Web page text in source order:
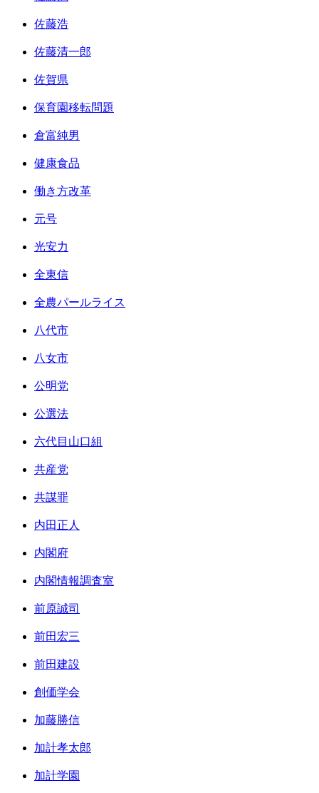
佐藤浩
佐藤清一郎
佐賀県
保育園移転問題
倉富純男
健康食品
働き方改革
元号
光安力
全東信
全農パールライス
八代市
八女市
公明党
公選法
六代目山口組
共産党
共謀罪
内田正人
内閣府
内閣情報調査室
前原誠司
前田宏三
前田建設
創価学会
加藤勝信
加計孝太郎
加計学園